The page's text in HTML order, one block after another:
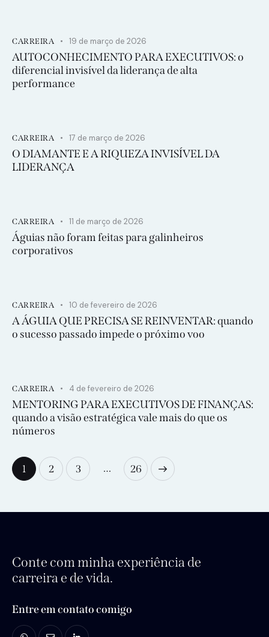
CARREIRA 19 de março de 2026
AUTOCONHECIMENTO PARA EXECUTIVOS: o
diferencial invisível da liderança de alta
performance
CARREIRA 17 de março de 2026
O DIAMANTE E A RIQUEZA INVISÍVEL DA
LIDERANÇA
CARREIRA 11 de março de 2026
Águias não foram feitas para galinheiros
corporativos
CARREIRA 10 de fevereiro de 2026
A ÁGUIA QUE PRECISA SE REINVENTAR: quando
o sucesso passado impede o próximo voo
CARREIRA 4 de fevereiro de 2026
MENTORING PARA EXECUTIVOS DE FINANÇAS:
quando a visão estratégica vale mais do que os
números
1 2 3 … 26
>
Conte com minha experiência de
carreira e de vida.
Entre em contato comigo